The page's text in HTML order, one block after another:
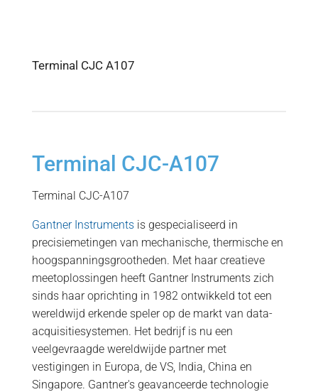
Terminal CJC A107
Terminal CJC-A107
Terminal CJC-A107
Gantner Instrumentsis gespecialiseerd in
precisiemetingen van mechanische, thermische en
hoogspanningsgrootheden. Met haar creatieve
meetoplossingen heeft Gantner Instruments zich
sinds haar oprichting in 1982 ontwikkeld tot een
wereldwijd erkende speler op de markt van data-
acquisitiesystemen. Het bedrijf is nu een
veelgevraagde wereldwijde partner met
vestigingen in Europa, de VS, India, China en
Singapore. Gantner's geavanceerde technologie